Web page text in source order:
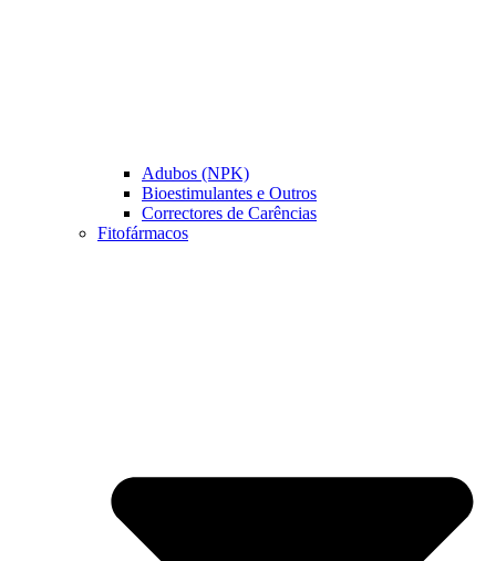
Adubos (NPK)
Bioestimulantes e Outros
Correctores de Carências
Fitofármacos